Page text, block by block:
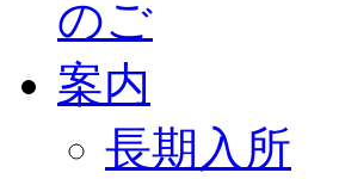
長期入所